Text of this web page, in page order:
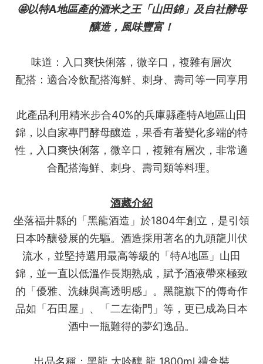
🤩以特A地區產的酒米之王「山田錦」及自社酵母
釀造，風味豐富！
味道：入口爽快俐落，微辛口，複雜有層次
配搭：適合冷飲配搭海鮮、刺身、壽司等一同享用
此產品利用精米步合40%的兵庫縣產特A地區山田
錦，以自家專門酵母釀造，果香有著變化多端的特
性，入口爽快俐落，微辛口，複雜有層次，非常適
合配搭海鮮、刺身、壽司類等料理。
酒藏介紹
坐落福井縣的「黑龍酒造」於1804年創立，是引領
日本吟釀發展的先驅。酒造採用著名的九頭龍川伏
流水，並堅持選用最高等級的「特A地區」山田
錦，並一直以低溫作長期熟成，賦予酒液帶來極致
的「優雅、洗鍊與高透明感」。黑龍旗下的傳奇作
品如「石田屋」、「二左衛門」等，更已成為日本
酒中一瓶難得的夢幻逸品。
出品名稱：黑龍 大吟釀 龍 1800ml 禮盒裝